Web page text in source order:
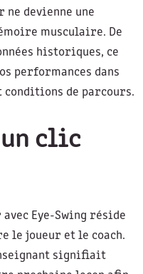
ne devienne une
musculaire. De
historiques, ce
performances dans
de parcours.
clic
Eye-Swing réside
le joueur et le coach.
signifiait